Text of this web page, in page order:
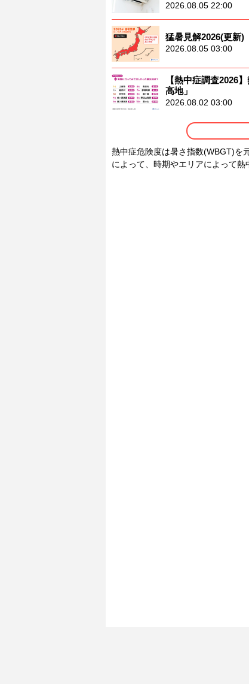
2026.08.05 22:00
猛暑見解2026(更新
2026.08.05 03:00
【熱中症調査2026
高地」
2026.08.02 03:00
熱中症危険度は暑さ指数(WBGT)を
によって、時期やエリアによって熱